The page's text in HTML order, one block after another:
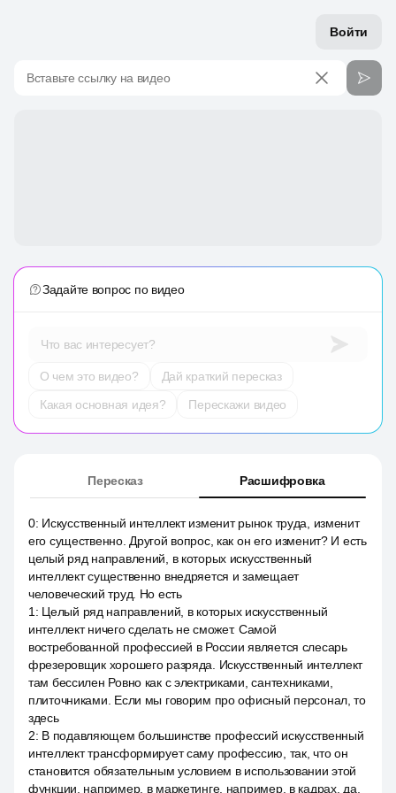
Войти
Вставьте ссылку на видео
Задайте вопрос по видео
Что вас интересует?
О чем это видео?
Дай краткий пересказ
Какая основная идея?
Перескажи видео
Пересказ Расшифровка
0: Искусственный интеллект изменит рынок труда, изменит
его существенно. Другой вопрос, как он его изменит? И есть
целый ряд направлений, в которых искусственный
интеллект существенно внедряется и замещает
человеческий труд. Но есть
1 : Целый ряд направлений, в которых искусственный
интеллект ничего сделать не сможет. Самой
востребованной профессией в России является слесарь
фрезеровщик хорошего разряда. Искусственный интеллект
там бессилен Ровно как с электриками, сантехниками,
плиточниками. Если мы говорим про офисный персонал, то
здесь
2: В подавляющем большинстве профессий искусственный
интеллект трансформирует саму профессию, так, что он
становится обязательным условием в использовании этой
функции, например, в маркетинге, например, в кадрах, да,